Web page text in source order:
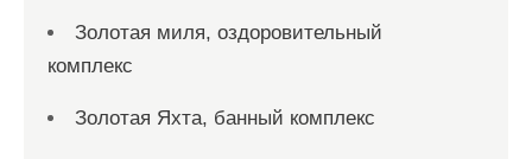
Золотая миля, оздоровительный
комплекс
Золотая Яхта, банный комплекс